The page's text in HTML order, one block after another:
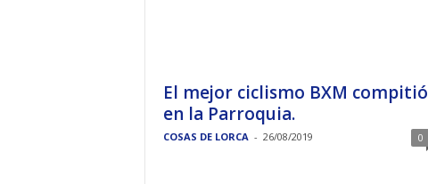
El mejor ciclismo BXM compitió
en la Parroquia.
COSAS DE LORCA - 26/08/2019 0